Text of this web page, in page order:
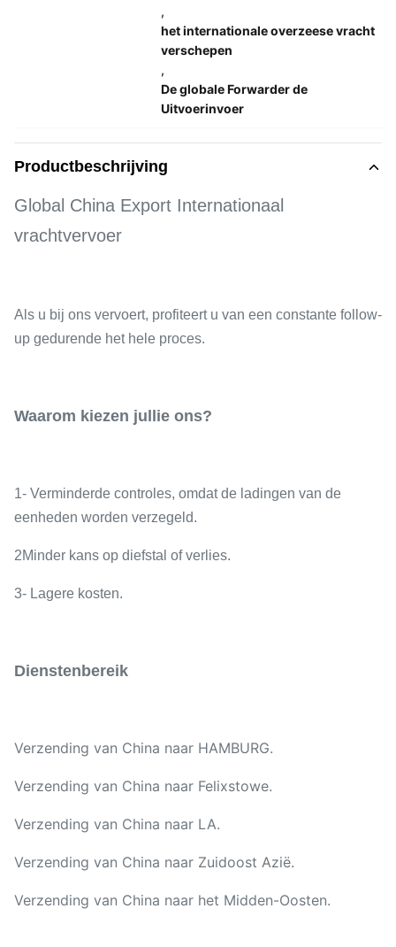
,
het internationale overzeese vracht
verschepen
,
De globale Forwarder de
Uitvoerinvoer
Productbeschrijving
Global China Export Internationaal
vrachtvervoer
Als u bij ons vervoert, profiteert u van een constante follow-
up gedurende het hele proces.
Waarom kiezen jullie ons?
1- Verminderde controles, omdat de ladingen van de
eenheden worden verzegeld.
2Minder kans op diefstal of verlies.
3- Lagere kosten.
Dienstenbereik
Verzending van China naar HAMBURG.
Verzending van China naar Felixstowe.
Verzending van China naar LA.
Verzending van China naar Zuidoost Azië.
Verzending van China naar het Midden-Oosten.